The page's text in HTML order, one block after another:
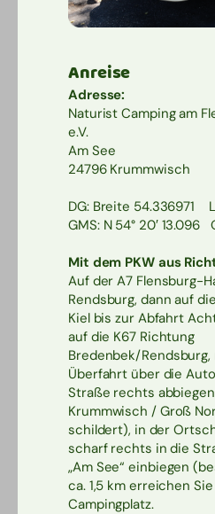
Anreise
Adresse:
Naturist Camping am
e.V.
Am See
24796 Krummwisch
DG: Breite 54.336971
GMS: N 54° 20′ 13.096
Mit dem PKW aus
Auf der A7 Flensburg-
Rendsburg, dann auf
Kiel bis zur Abfahrt
auf die K67 Richtung
Bredenbek/
Überfahrt über die
Straße rechts
Krummwisch / Groß
schildert), in der
scharf rechts in die
„Am See“ einbiegen
ca. 1,5 km erreichen
Campingplatz.